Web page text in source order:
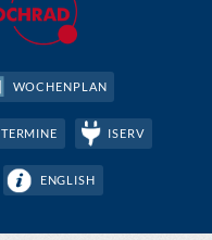
WOCHENPLAN
TERMINE ISERV
ENGLISH